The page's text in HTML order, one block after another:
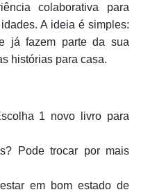
colaborativa para
A ideia é simples:
já fazem parte da sua
histórias para casa.
1 novo livro para
Pode trocar por mais
em bom estado de